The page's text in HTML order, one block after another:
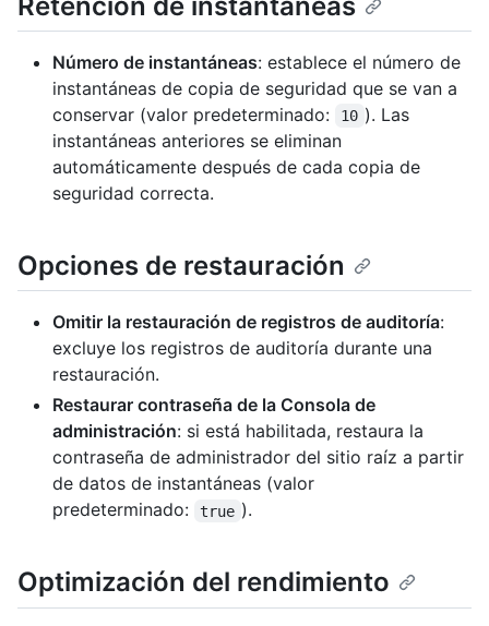
Número de instantáneas: establece el número de
instantáneas de copia de seguridad que se van a
conservar (valor predeterminado:
10 ). Las
instantáneas anteriores se eliminan
automáticamente después de cada copia de
seguridad correcta.
Opciones de restauración
Omitir la restauración de registros de auditoría:
excluye los registros de auditoría durante una
restauración.
Restaurar contraseña de la Consola de
administración: si está habilitada, restaura la
contraseña de administrador del sitio raíz a partir
de datos de instantáneas (valor
predeterminado:
true ).
Optimización del rendimiento